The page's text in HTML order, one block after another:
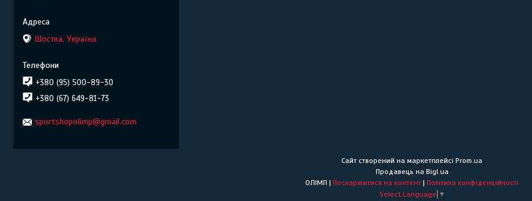
Шостка, Україна
+380 (95) 500-89-30
+380 (67) 649-81-73
sportshopolimp@gmail.com
Сайт створений на маркетплейсі Prom.ua
Продавець на Bigl.ua
ОЛІМП | Поскаржитися на контент | Політика конфіденційності
Select Language ▼